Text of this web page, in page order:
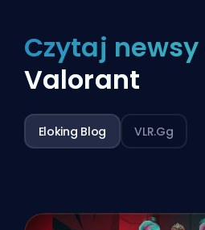
Czytaj newsy
Valorant
Eloking Blog VLR.gg